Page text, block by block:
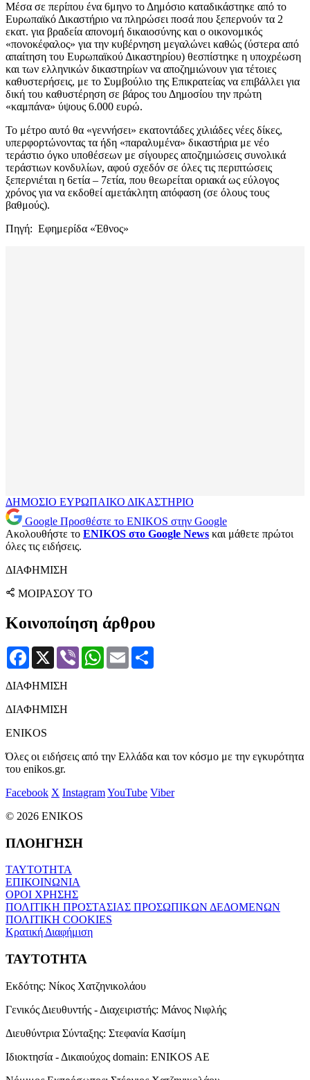
Μέσα σε περίπου ένα 6μηνο το Δημόσιο καταδικάστηκε από το
Ευρωπαϊκό Δικαστήριο να πληρώσει ποσά που ξεπερνούν τα 2
εκατ. για βραδεία απονομή δικαιοσύνης και ο οικονομικός
«πονοκέφαλος» για την κυβέρνηση μεγαλώνει καθώς (ύστερα από
απαίτηση του Ευρωπαϊκού Δικαστηρίου) θεσπίστηκε η υποχρέωση
και των ελληνικών δικαστηρίων να αποζημιώνουν για τέτοιες
καθυστερήσεις, με το Συμβούλιο της Επικρατείας να επιβάλλει για
δική του καθυστέρηση σε βάρος του Δημοσίου την πρώτη
«καμπάνα» ύψους 6.000 ευρώ.
Το μέτρο αυτό θα «γεννήσει» εκατοντάδες χιλιάδες νέες δίκες,
υπερφορτώνοντας τα ήδη «παραλυμένα» δικαστήρια με νέο
τεράστιο όγκο υποθέσεων με σίγουρες αποζημιώσεις συνολικά
τεράστιων κονδυλίων, αφού σχεδόν σε όλες τις περιπτώσεις
ξεπερνιέται η 6ετία – 7ετία, που θεωρείται οριακά ως εύλογος
χρόνος για να εκδοθεί αμετάκλητη απόφαση (σε όλους τους
βαθμούς).
Πηγή: Εφημερίδα «Έθνος»
ΔΗΜΟΣΙΟ ΕΥΡΩΠΑΙΚΟ ΔΙΚΑΣΤΗΡΙΟ
Google Προσθέστε το ENIKOS στην Google
Ακολουθήστε το ENIKOS στο Google News και μάθετε πρώτοι
όλες τις ειδήσεις.
ΔΙΑΦΗΜΙΣΗ
ΜΟΙΡΑΣΟΥ ΤΟ
Κοινοποίηση άρθρου
Facebook
X Viber WhatsApp
Email
ΔΙΑΦΗΜΙΣΗ
ΔΙΑΦΗΜΙΣΗ
ENIKOS
Όλες οι ειδήσεις από την Ελλάδα και τον κόσμο με την εγκυρότητα
του enikos.gr.
Facebook X InstagramYouTube Viber
© 2026 ENIKOS
ΠΛΟΗΓΗΣΗ
ΤΑΥΤΟΤΗΤΑ
ΕΠΙΚΟΙΝΩΝΙΑ
ΟΡΟΙ ΧΡΗΣΗΣ
ΠΟΛΙΤΙΚΗ ΠΡΟΣΤΑΣΙΑΣ ΠΡΟΣΩΠΙΚΩΝ ΔΕΔΟΜΕΝΩΝ
ΠΟΛΙΤΙΚΗ COOKIES
Κρατική Διαφήμιση
ΤΑΥΤΟΤΗΤΑ
Εκδότης: Νίκος Χατζηνικολάου
Γενικός Διευθυντής - Διαχειριστής: Μάνος Νιφλής
Διευθύντρια Σύνταξης: Στεφανία Κασίμη
Ιδιοκτησία - Δικαιούχος domain: ENIKOS AE